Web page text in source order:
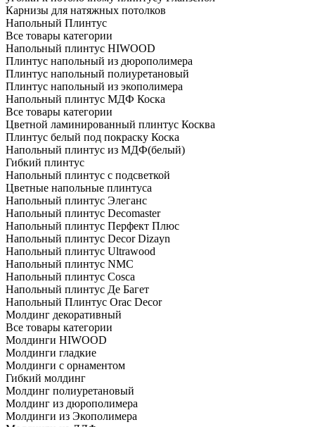
Карнизы для натяжных потолков
Напольный Плинтус
Все товары категории
Напольный плинтус HIWOOD
Плинтус напольный из дюрополимера
Плинтус напольный полиуретановый
Плинтус напольный из экополимера
Напольный плинтус МДФ Коска
Все товары категории
Цветной ламинированный плинтус Косква
Плинтус белый под покраску Коска
Напольный плинтус из МДФ(белый)
Гибкий плинтус
Напольный плинтус с подсветкой
Цветные напольные плинтуса
Напольный плинтус Элеганс
Напольный плинтус Decomaster
Напольный плинтус Перфект Плюс
Напольный плинтус Decor Dizayn
Напольный плинтус Ultrawood
Напольный плинтус NMC
Напольный плинтус Cosca
Напольный плинтус Де Багет
Напольный Плинтус Orac Decor
Молдинг декоративный
Все товары категории
Молдинги HIWOOD
Молдинги гладкие
Молдинги с орнаментом
Гибкий молдинг
Молдинг полиуретановый
Молдинг из дюрополимера
Молдинги из Экополимера